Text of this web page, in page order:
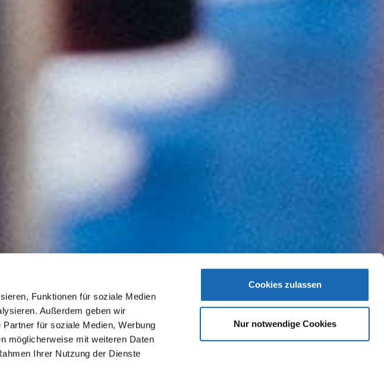
Funktionen für soziale Medien
Außerdem geben wir
für soziale Medien, Werbung
möglicherweise mit weiteren Daten
Ihrer Nutzung der Dienste
Cookies zulassen
Nur notwendige Cookies